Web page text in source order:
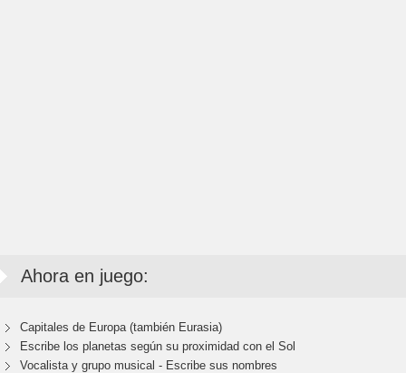
Ahora en juego:
Capitales de Europa (también Eurasia)
Escribe los planetas según su proximidad con el Sol
Vocalista y grupo musical - Escribe sus nombres